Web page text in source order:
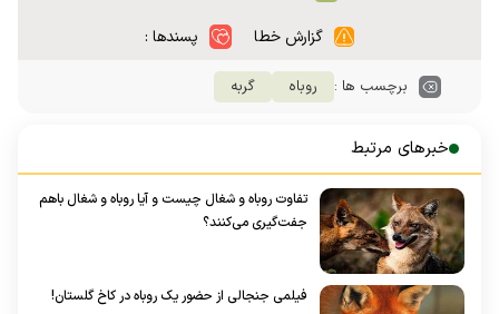
گزارش خطا پسندها :
برچسب ها : روباه گربه
خبرهای مرتبط
تفاوت روباه و شغال چیست و آیا روباه و شغال باهم
جفت‌گیری می‌کنند؟
فیلمی جنجالی از حضور یک روباه در کاخ گلستان!